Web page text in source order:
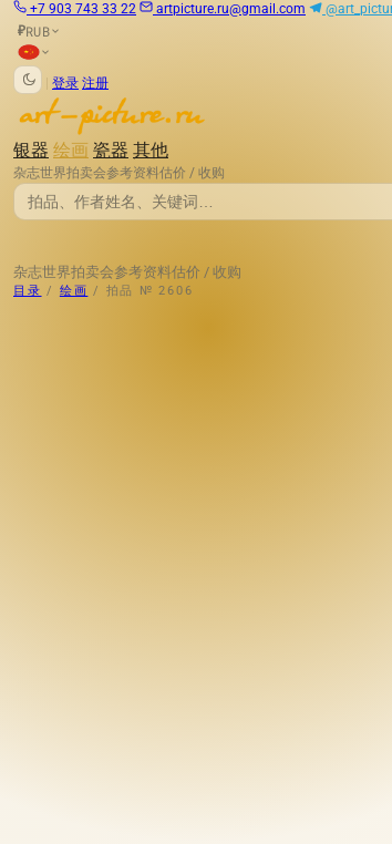
+7 903 743 33 22 artpicture.ru@gmail.com
₽RUB
登录 注册
银器 绘画 瓷器 其他
杂志世界拍卖会参考资料估价 / 收购
杂志世界拍卖会参考资料估价 / 收购
目录 / 绘画 / 拍品 № 2606